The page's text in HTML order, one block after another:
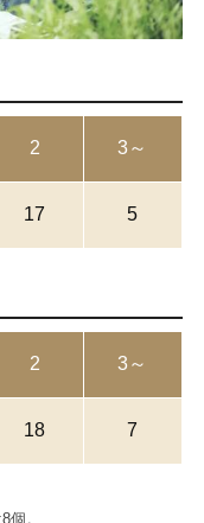
2 3～
17 5
2 3～
18 7
。